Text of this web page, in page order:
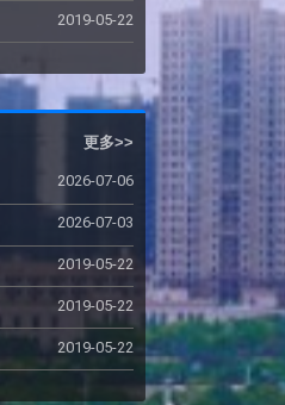
2019-05-22
更多>>
2026-07-06
2026-07-03
2019-05-22
2019-05-22
2019-05-22